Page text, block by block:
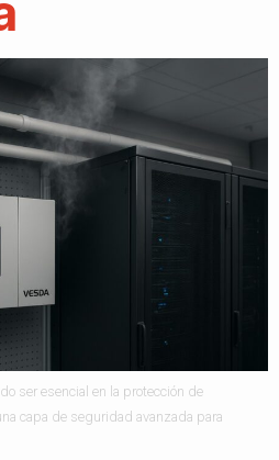
ser esencial en la protección de
capa de seguridad avanzada para